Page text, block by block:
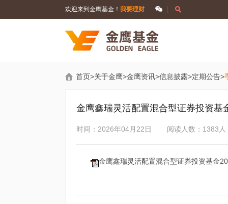
欢迎来到金鹰基金！ 我要理财
首页>关于金鹰>金鹰资讯>信息披露>定期公告>
金鹰鑫瑞灵活配置混合型证券投资基
时间：2026年04月22日 阅读人数：1383人
金鹰鑫瑞灵活配置混合型证券投资基金